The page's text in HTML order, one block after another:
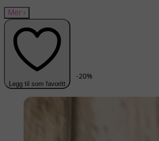
Mer ›
Legg til som favoritt
-20%